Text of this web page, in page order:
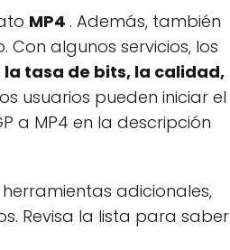
MP4 . Además, también
algunos servicios, los
la tasa de bits, la calidad,
usuarios pueden iniciar el
a MP4 en la descripción
adicionales,
Revisa la lista para saber